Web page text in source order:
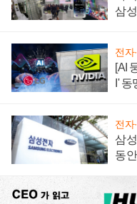
삼
전자
[AI
I'
전자
삼
동